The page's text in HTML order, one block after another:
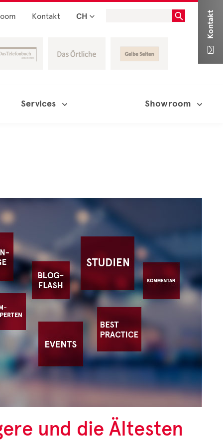
Kontakt CH
Services Showroom
und die Ältesten

Kontakt